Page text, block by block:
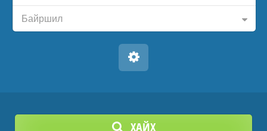
Байршил
ХАЙХ